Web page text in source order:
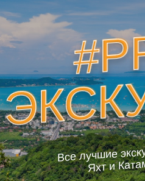
Все лучшие
Яхт и